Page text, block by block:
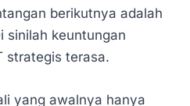
berikutnya adalah
sinilah keuntungan
strategis terasa.
yang awalnya hanya